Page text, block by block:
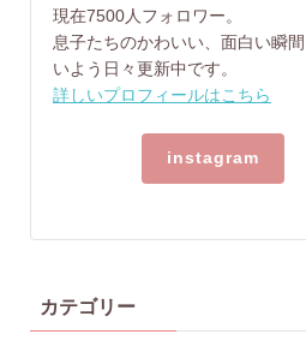
現在7500人フォロワー。
息子たちのかわいい、面白い瞬
いよう日々更新中です。
詳しいプロフィールはこちら
instagram
カテゴリー